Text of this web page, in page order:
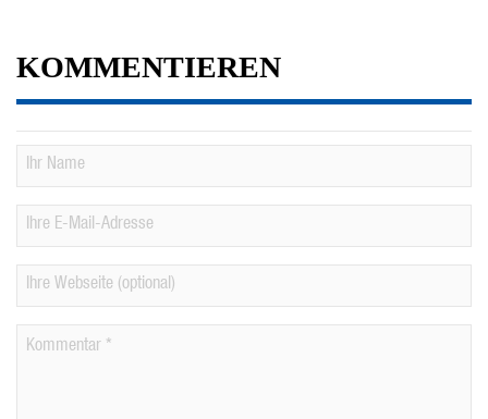
KOMMENTIEREN